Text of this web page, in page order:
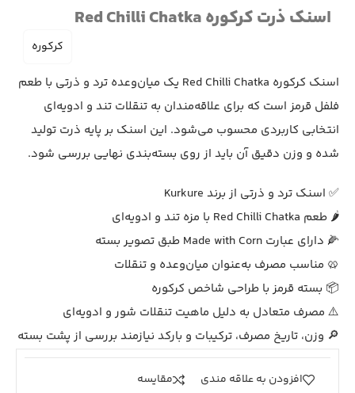
اسنک ذرت کرکوره Red Chilli Chatka
کرکوره
اسنک کرکوره Red Chilli Chatka یک میان‌وعده ترد و ذرتی با طعم
فلفل قرمز است که برای علاقه‌مندان به تنقلات تند و ادویه‌ای
انتخابی کاربردی محسوب می‌شود. این اسنک بر پایه ذرت تولید
شده و وزن دقیق آن باید از روی بسته‌بندی نهایی بررسی شود.
✅ اسنک ترد و ذرتی از برند Kurkure
🌶️ طعم Red Chilli Chatka با مزه تند و ادویه‌ای
🌽 دارای عبارت Made with Corn طبق تصویر بسته
🥨 مناسب مصرف به‌عنوان میان‌وعده و تنقلات
📦 بسته قرمز با طراحی شاخص کرکوره
⚠️ مصرف متعادل به دلیل ماهیت تنقلات شور و ادویه‌ای
🔎 وزن، تاریخ مصرف، ترکیبات و بارکد نیازمند بررسی از پشت بسته
افزودن به علاقه مندی مقايسه